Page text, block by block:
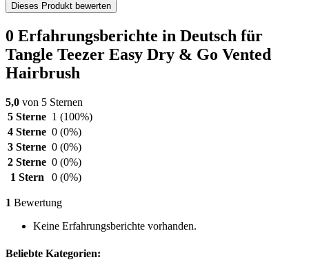
Dieses Produkt bewerten
0 Erfahrungsberichte in Deutsch für
Tangle Teezer Easy Dry & Go Vented
Hairbrush
5,0 von 5 Sternen
5 Sterne 1 (100%)
4 Sterne 0 (0%)
3 Sterne 0 (0%)
2 Sterne 0 (0%)
1 Stern
0 (0%)
1 Bewertung
Keine Erfahrungsberichte vorhanden.
Beliebte Kategorien: